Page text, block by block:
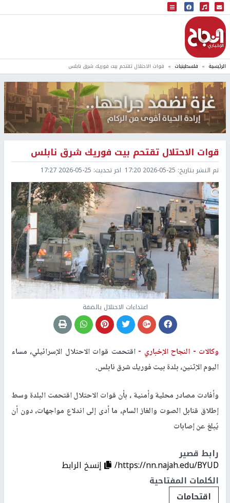
البث المباشر
إذاعة النجاح
الرئيسية فلسطينيات قوات الاحتلال تقتحم بيت فوريك شرق نابلس
قوات الاحتلال تقتحم بيت فوريك شرق نابلس
تم النشر بتاريخ: 2026-05-25 17:20 اخر تحديث: 2026-05-25 17:27
اعتداءات الاحتلال بالضفة
وكالات - النجاح الإخباري -اقتحمت قوات الاحتلال الإسرائيلي، مساء
اليوم الإثنين، بلدة بيت فوريك شرق نابلس.
وأفادت مصادر محلية وأمنية ، بأن قوات الاحتلال اقتحمت البلدة وسط
إطلاق قنابل الصوت والغاز السام، ما أدى إلى اندلاع مواجهات، دون أن
يُبلغ عن إصابات
رابط قصير
https://nn.najah.edu/BYUD/
إنسخ الرابط
الكلمات المفتاحية
اقتحامات